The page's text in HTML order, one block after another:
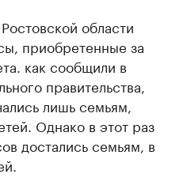
области
приобретенные за
как сообщили в
правительства,
лишь семьям,
Однако в этот раз
достались семьям, в